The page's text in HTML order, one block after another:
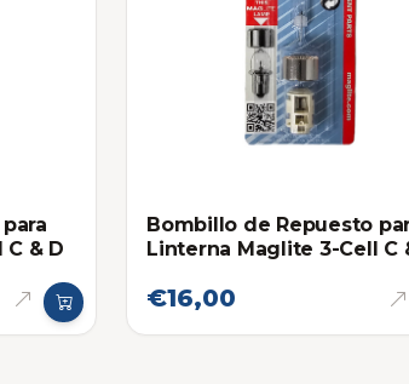
& D
Bombillo de Repuesto
Linterna Maglite 3-Cell C
€16,00